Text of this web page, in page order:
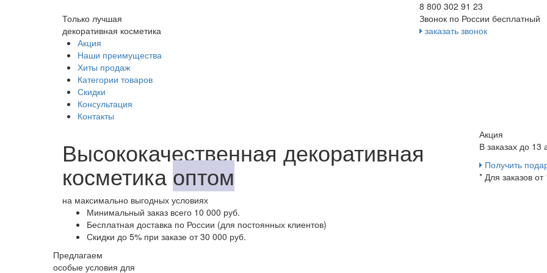
Только лучшая
декоративная косметика
8 800 302 91 23
Звонок по России бесплатный
заказать звонок
Акция
Наши преимущества
Хиты продаж
Категории товаров
Скидки
Консультация
Контакты
Высококачественная декоративная
косметика оптом
на максимально выгодных условиях
Минимальный заказ всего 10 000 руб.
Бесплатная доставка по России (для постоянных клиентов)
Скидки до 5% при заказе от 30 000 руб.
Акция
В заказах до 13
Получить
* Для заказов
Предлагаем
особые условия для